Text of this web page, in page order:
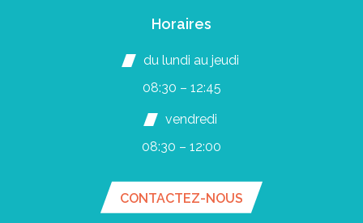
Horaires
du lundi au jeudi
08:30 – 12:45
vendredi
08:30 – 12:00
CONTACTEZ-NOUS